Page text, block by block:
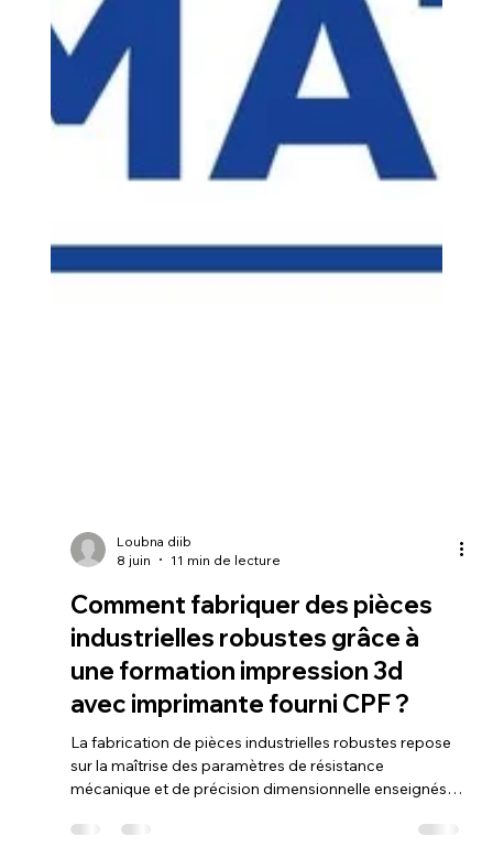
Loubna diib
Comment fabriquer des pièces
industrielles robustes grâce à
une formation impression 3d